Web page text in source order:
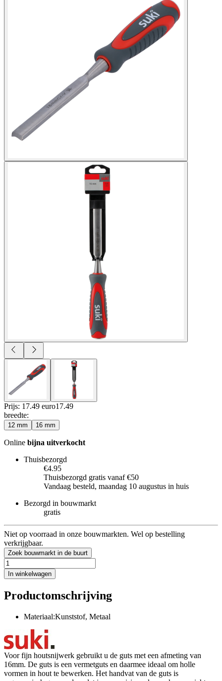
Prijs: 17.49 euro17.49
breedte:
12 mm 16 mm
Online bijna uitverkocht
Thuisbezorgd
€4.95
Thuisbezorgd gratis vanaf €50
Vandaag besteld, maandag 10 augustus in huis
Bezorgd in bouwmarkt
gratis
Niet op voorraad in onze bouwmarkten. Wel op bestelling
verkrijgbaar.
Zoek bouwmarkt in de buurt
In winkelwagen
Productomschrijving
Materiaal:Kunststof, Metaal
Voor fijn houtsnijwerk gebruikt u de guts met een afmeting van
16mm. De guts is een vermetguts en daarmee ideaal om holle
vormen in hout te bewerken. Het handvat van de guts is